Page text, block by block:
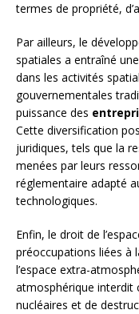
termes de propriété,
Par ailleurs, le
spatiales a entraîné
dans les activités
gouvernementales
puissance des
Cette diversification
juridiques, tels que la
menées par leurs
réglementaire adapté
technologiques.
Enfin, le droit de
préoccupations liées à
l’espace extra-
atmosphérique interdit
nucléaires et de